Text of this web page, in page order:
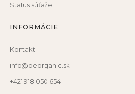
Status súťaže
INFORMÁCIE
Kontakt
info@beorganic.sk
+421 918 050 654